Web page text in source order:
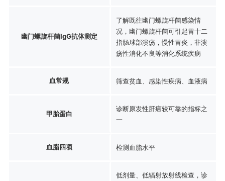
幽门螺旋杆菌IgG抗体测定
了解既往幽门螺旋杆菌感染情
况，幽门螺旋杆菌可引起胃十二
指肠球部溃疡，慢性胃炎，非溃
疡性消化不良等消化系统疾病
血常规 筛查贫血、感染性疾病、血液病
甲胎蛋白
诊断原发性肝癌较可靠的指标之
一
血脂四项 检测血脂水平
低剂量、低辐射放射线检查，诊